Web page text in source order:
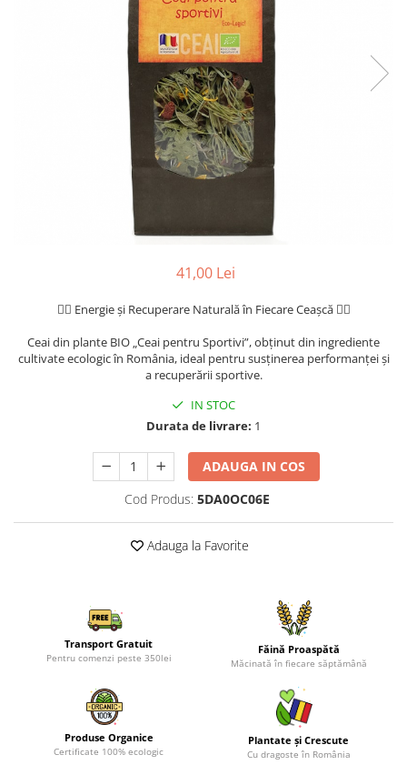
41,00 Lei
🏃‍♂️ Energie și Recuperare Naturală în Fiecare Ceașcă 🏃‍♀️
Ceai din plante BIO „Ceai pentru Sportivi”, obținut din ingrediente
cultivate ecologic în România, ideal pentru susținerea performanței și
a recuperării sportive.
IN STOC
Durata de livrare: 1
ADAUGA IN COS
Cod Produs: 5DA0OC06E
Adauga la Favorite
Transport Gratuit
Pentru comenzi peste 350lei
Făină Proaspătă
Măcinată în fiecare săptămână
Produse Organice
Certificate 100% ecologic
Plantate și Crescute
Cu dragoste în România